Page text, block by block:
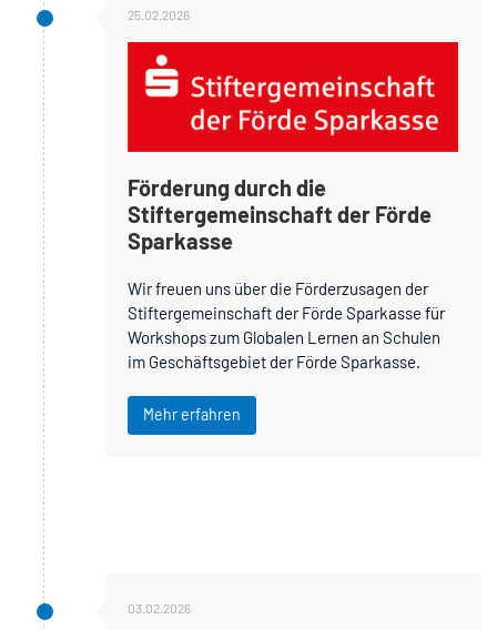
25.02.2026
Förderung durch die
Stiftergemeinschaft der Förde
Sparkasse
Wir freuen uns über die Förderzusagen der
Stiftergemeinschaft der Förde Sparkasse für
Workshops zum Globalen Lernen an Schulen
im Geschäftsgebiet der Förde Sparkasse.
Mehr erfahren
03.02.2026